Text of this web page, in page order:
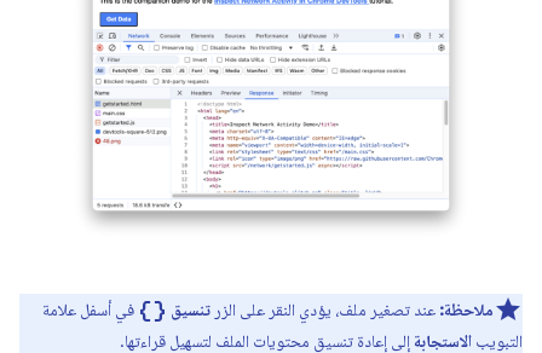
ملاحظة: عند تصغير ملف، يؤدي النقر على الزر تنسيق data_object في أسفل علامة
التبويب الاستجابة إلى إعادة تنسيق محتويات الملف لتسهيل قراءتها.